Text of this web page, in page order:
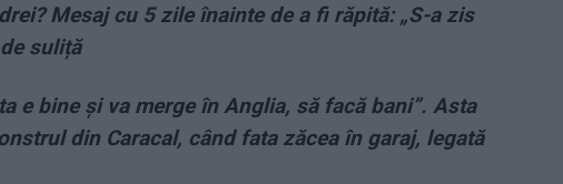
Mesaj cu 5 zile înainte de a fi răpită: „S-a zis
suliță
e bine și va merge în Anglia, să facă bani”. Asta
din Caracal, când fata zăcea în garaj, legată